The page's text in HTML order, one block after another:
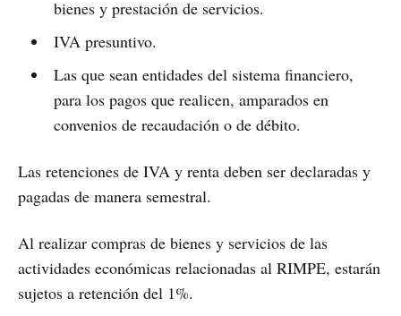
bienes y prestación de servicios.
IVA presuntivo.
Las que sean entidades del sistema financiero,
para los pagos que realicen, amparados en
convenios de recaudación o de débito.
Las retenciones de IVA y renta deben ser declaradas y
pagadas de manera semestral.
Al realizar compras de bienes y servicios de las
actividades económicas relacionadas al RIMPE, estarán
sujetos a retención del 1%.